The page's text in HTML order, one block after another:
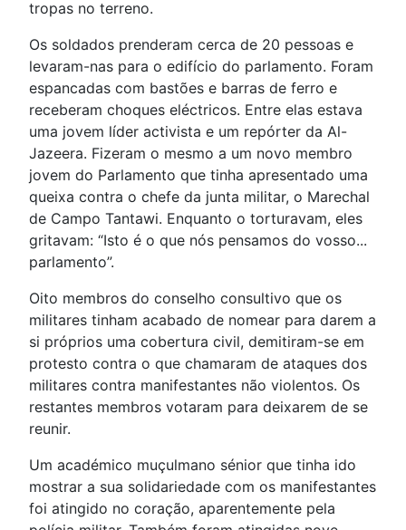
tropas no terreno.
Os soldados prenderam cerca de 20 pessoas e
levaram-nas para o edifício do parlamento. Foram
espancadas com bastões e barras de ferro e
receberam choques eléctricos. Entre elas estava
uma jovem líder activista e um repórter da Al-
Jazeera. Fizeram o mesmo a um novo membro
jovem do Parlamento que tinha apresentado uma
queixa contra o chefe da junta militar, o Marechal
de Campo Tantawi. Enquanto o torturavam, eles
gritavam: “Isto é o que nós pensamos do vosso...
parlamento”.
Oito membros do conselho consultivo que os
militares tinham acabado de nomear para darem a
si próprios uma cobertura civil, demitiram-se em
protesto contra o que chamaram de ataques dos
militares contra manifestantes não violentos. Os
restantes membros votaram para deixarem de se
reunir.
Um académico muçulmano sénior que tinha ido
mostrar a sua solidariedade com os manifestantes
foi atingido no coração, aparentemente pela